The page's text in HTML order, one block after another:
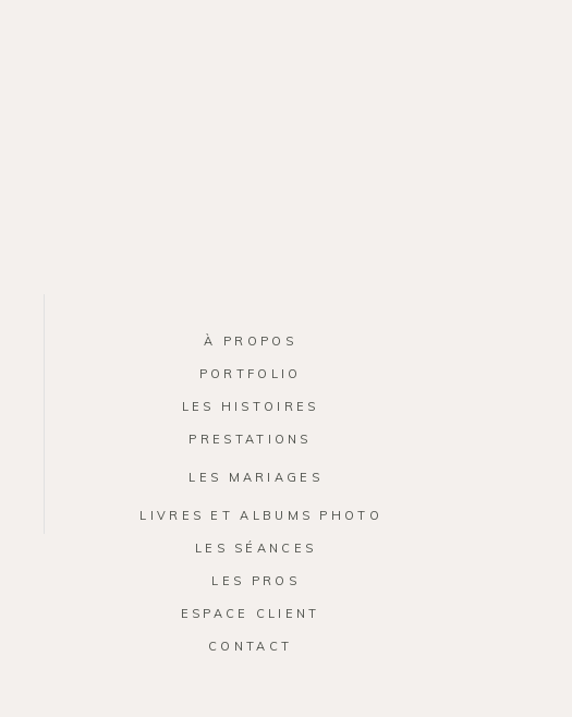
À PROPOS
PORTFOLIO
LES HISTOIRES
PRESTATIONS
LES MARIAGES
LIVRES ET ALBUMS PHOTO
LES SÉANCES
LES PROS
ESPACE CLIENT
CONTACT